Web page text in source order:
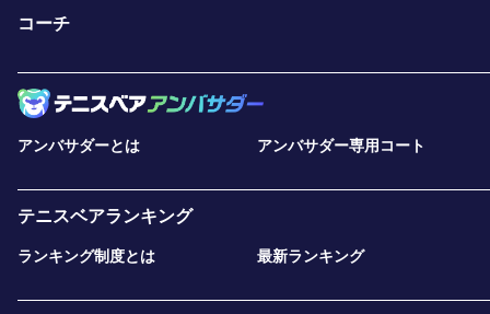
コーチ
アンバサダーとは アンバサダー専用コート
テニスベアランキング
ランキング制度とは 最新ランキング